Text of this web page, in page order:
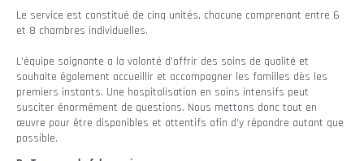
Le service est constitué de cinq unités, chacune comprenant entre 6
et 8 chambres individuelles.
L'équipe soignante a la volonté d'offrir des soins de qualité et
souhaite également accueillir et accompagner les familles dès les
premiers instants. Une hospitalisation en soins intensifs peut
susciter énormément de questions. Nous mettons donc tout en
œuvre pour être disponibles et attentifs afin d'y répondre autant que
possible.